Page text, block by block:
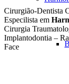
Cirurgião-Dentista
Especilista em
Cirurgia
Implantodontia –
Face